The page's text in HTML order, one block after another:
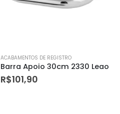
ACABAMENTOS DE REGISTRO
Kit Acessorio Samba Cromado 5 Pcs Japi
R$42,99